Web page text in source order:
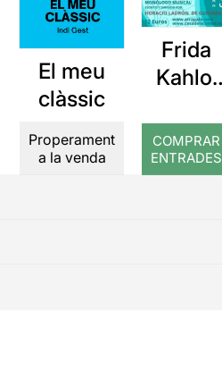
El meu
clàssic
Properament
a la venda
Frida
Kahlo,
cartas
prohibid
COMPRAR
ENTRADES